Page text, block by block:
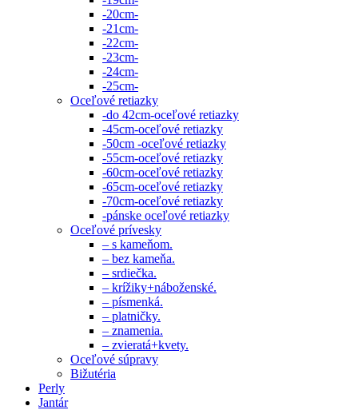
-20cm-
-21cm-
-22cm-
-23cm-
-24cm-
-25cm-
Oceľové retiazky
-do 42cm-oceľové retiazky
-45cm-oceľové retiazky
-50cm -oceľové retiazky
-55cm-oceľové retiazky
-60cm-oceľové retiazky
-65cm-oceľové retiazky
-70cm-oceľové retiazky
-pánske oceľové retiazky
Oceľové prívesky
– s kameňom.
– bez kameňa.
– srdiečka.
– krížiky+náboženské.
– písmenká.
– platničky.
– znamenia.
– zvieratá+kvety.
Oceľové súpravy
Bižutéria
Perly
Jantár